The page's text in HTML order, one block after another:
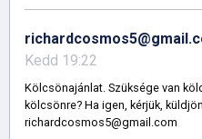
Kedd 19:22
Kölcsönajánlat. Szüksége van
kölcsönre? Ha igen, kérjük,
richardcosmos5@gmail.com